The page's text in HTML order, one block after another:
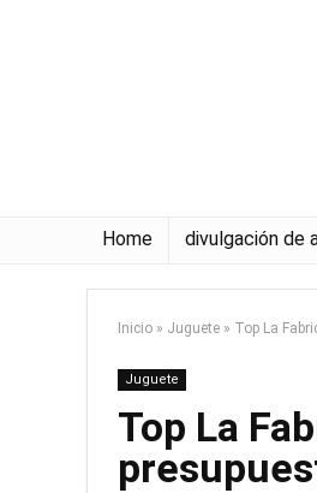
Home divulgación de
Inicio » Juguete » Top La
Juguete
Top La